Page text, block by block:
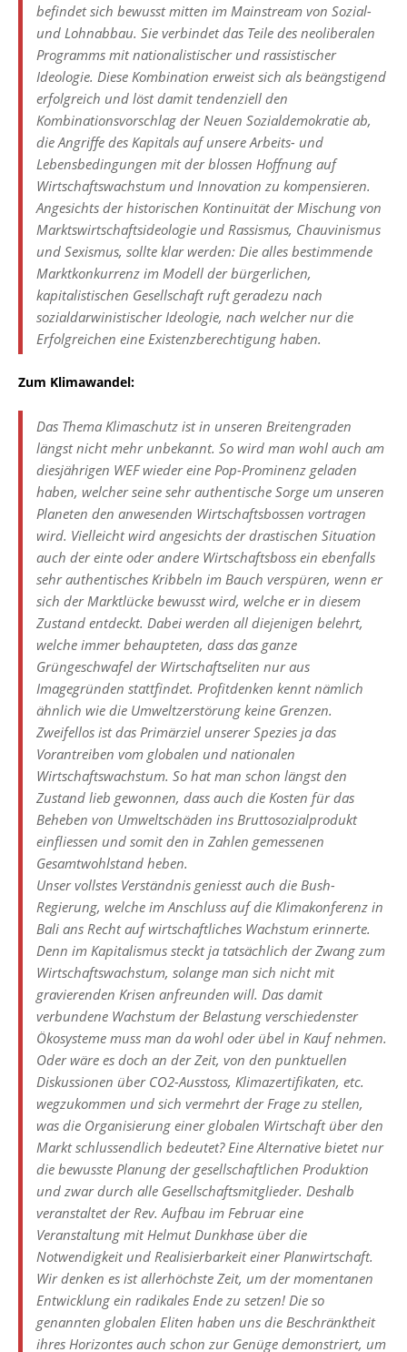
befindet sich bewusst mitten im Mainstream von Sozial-
und Lohnabbau. Sie verbindet das Teile des neoliberalen
Programms mit nationalistischer und rassistischer
Ideologie. Diese Kombination erweist sich als beängstigend
erfolgreich und löst damit tendenziell den
Kombinationsvorschlag der Neuen Sozialdemokratie ab,
die Angriffe des Kapitals auf unsere Arbeits- und
Lebensbedingungen mit der blossen Hoffnung auf
Wirtschaftswachstum und Innovation zu kompensieren.
Angesichts der historischen Kontinuität der Mischung von
Marktswirtschaftsideologie und Rassismus, Chauvinismus
und Sexismus, sollte klar werden: Die alles bestimmende
Marktkonkurrenz im Modell der bürgerlichen,
kapitalistischen Gesellschaft ruft geradezu nach
sozialdarwinistischer Ideologie, nach welcher nur die
Erfolgreichen eine Existenzberechtigung haben.
Zum Klimawandel:
Das Thema Klimaschutz ist in unseren Breitengraden
längst nicht mehr unbekannt. So wird man wohl auch am
diesjährigen WEF wieder eine Pop-Prominenz geladen
haben, welcher seine sehr authentische Sorge um unseren
Planeten den anwesenden Wirtschaftsbossen vortragen
wird. Vielleicht wird angesichts der drastischen Situation
auch der einte oder andere Wirtschaftsboss ein ebenfalls
sehr authentisches Kribbeln im Bauch verspüren, wenn er
sich der Marktlücke bewusst wird, welche er in diesem
Zustand entdeckt. Dabei werden all diejenigen belehrt,
welche immer behaupteten, dass das ganze
Grüngeschwafel der Wirtschaftseliten nur aus
Imagegründen stattfindet. Profitdenken kennt nämlich
ähnlich wie die Umweltzerstörung keine Grenzen.
Zweifellos ist das Primärziel unserer Spezies ja das
Vorantreiben vom globalen und nationalen
Wirtschaftswachstum. So hat man schon längst den
Zustand lieb gewonnen, dass auch die Kosten für das
Beheben von Umweltschäden ins Bruttosozialprodukt
einfliessen und somit den in Zahlen gemessenen
Gesamtwohlstand heben.
Unser vollstes Verständnis geniesst auch die Bush-
Regierung, welche im Anschluss auf die Klimakonferenz in
Bali ans Recht auf wirtschaftliches Wachstum erinnerte.
Denn im Kapitalismus steckt ja tatsächlich der Zwang zum
Wirtschaftswachstum, solange man sich nicht mit
gravierenden Krisen anfreunden will. Das damit
verbundene Wachstum der Belastung verschiedenster
Ökosysteme muss man da wohl oder übel in Kauf nehmen.
Oder wäre es doch an der Zeit, von den punktuellen
Diskussionen über CO2-Ausstoss, Klimazertifikaten, etc.
wegzukommen und sich vermehrt der Frage zu stellen,
was die Organisierung einer globalen Wirtschaft über den
Markt schlussendlich bedeutet? Eine Alternative bietet nur
die bewusste Planung der gesellschaftlichen Produktion
und zwar durch alle Gesellschaftsmitglieder. Deshalb
veranstaltet der Rev. Aufbau im Februar eine
Veranstaltung mit Helmut Dunkhase über die
Notwendigkeit und Realisierbarkeit einer Planwirtschaft.
Wir denken es ist allerhöchste Zeit, um der momentanen
Entwicklung ein radikales Ende zu setzen! Die so
genannten globalen Eliten haben uns die Beschränktheit
ihres Horizontes auch schon zur Genüge demonstriert, um